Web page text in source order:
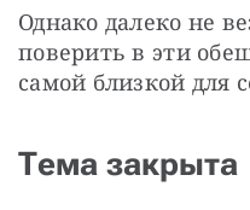
Однако далеко не
поверить в эти
самой близкой для
Тема закрыта